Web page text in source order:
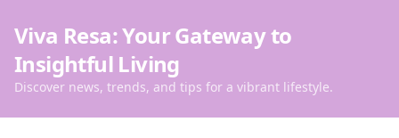
Viva Resa: Your Gateway to
Insightful Living
Discover news, trends, and tips for a vibrant lifestyle.